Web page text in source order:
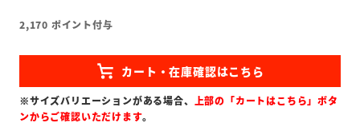
2,170 ポイント付与
※サイズバリエーションがある場合、 上部の「カートはこちら」ボタ
ンからご確認いただけます。